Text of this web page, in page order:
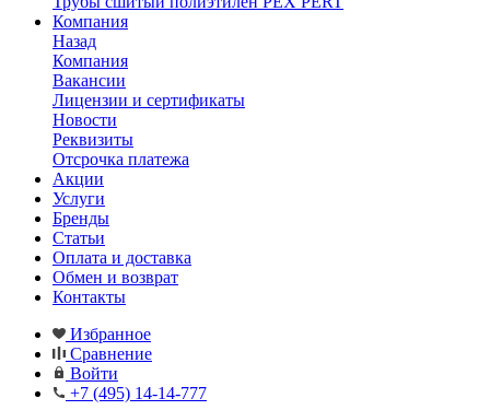
Компания
Назад
Компания
Вакансии
Лицензии и сертификаты
Новости
Реквизиты
Отсрочка платежа
Акции
Услуги
Бренды
Статьи
Оплата и доставка
Обмен и возврат
Контакты
Избранное
Сравнение
Войти
+7 (495) 14-14-777